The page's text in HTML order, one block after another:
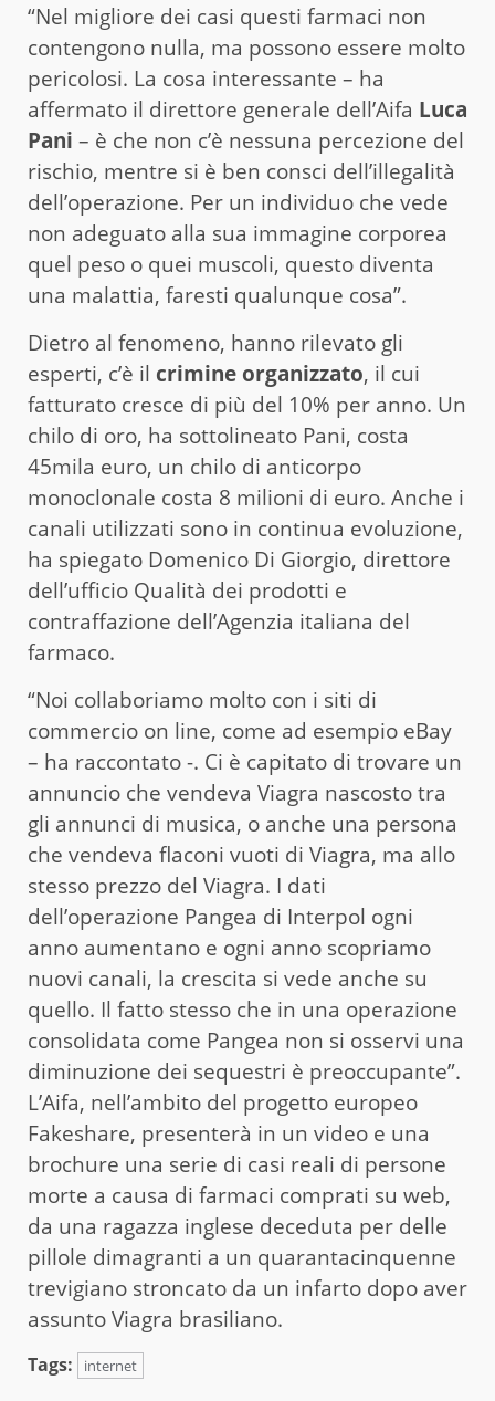
“Nel migliore dei casi questi farmaci non
contengono nulla, ma possono essere molto
pericolosi. La cosa interessante – ha
affermato il direttore generale dell’Aifa Luca
Pani – è che non c’è nessuna percezione del
rischio, mentre si è ben consci dell’illegalità
dell’operazione. Per un individuo che vede
non adeguato alla sua immagine corporea
quel peso o quei muscoli, questo diventa
una malattia, faresti qualunque cosa”.
Dietro al fenomeno, hanno rilevato gli
esperti, c’è il crimine organizzato, il cui
fatturato cresce di più del 10% per anno. Un
chilo di oro, ha sottolineato Pani, costa
45mila euro, un chilo di anticorpo
monoclonale costa 8 milioni di euro. Anche i
canali utilizzati sono in continua evoluzione,
ha spiegato Domenico Di Giorgio, direttore
dell’ufficio Qualità dei prodotti e
contraffazione dell’Agenzia italiana del
farmaco.
“Noi collaboriamo molto con i siti di
commercio on line, come ad esempio eBay
– ha raccontato -. Ci è capitato di trovare un
annuncio che vendeva Viagra nascosto tra
gli annunci di musica, o anche una persona
che vendeva flaconi vuoti di Viagra, ma allo
stesso prezzo del Viagra. I dati
dell’operazione Pangea di Interpol ogni
anno aumentano e ogni anno scopriamo
nuovi canali, la crescita si vede anche su
quello. Il fatto stesso che in una operazione
consolidata come Pangea non si osservi una
diminuzione dei sequestri è preoccupante”.
L’Aifa, nell’ambito del progetto europeo
Fakeshare, presenterà in un video e una
brochure una serie di casi reali di persone
morte a causa di farmaci comprati su web,
da una ragazza inglese deceduta per delle
pillole dimagranti a un quarantacinquenne
trevigiano stroncato da un infarto dopo aver
assunto Viagra brasiliano.
Tags: internet